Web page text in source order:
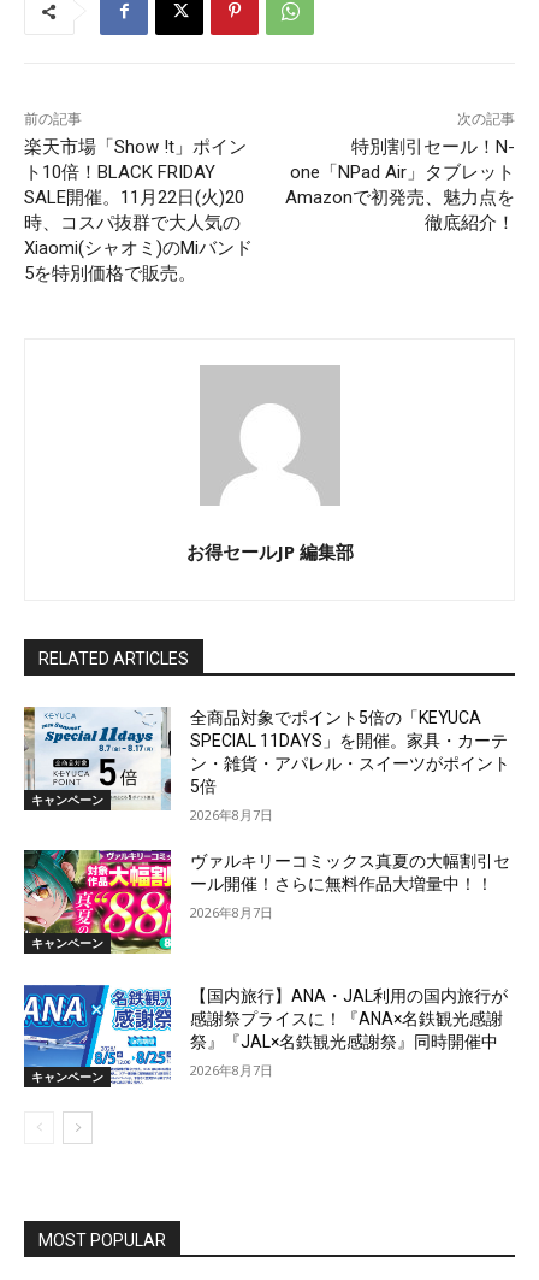
前の記事
楽天市場「Show !t」ポイン
ト10倍！BLACK FRIDAY
SALE開催。11月22日(火)20
時、コスパ抜群で大人気の
Xiaomi(シャオミ)のMiバンド
5を特別価格で販売。
次の記事
特別割引セール！N-
one「NPad Air」タブレット
Amazonで初発売、魅力点を
徹底紹介！
お得セールJP 編集部
RELATED ARTICLES
キャンペーン
全商品対象でポイント5倍の「KEYUCA
SPECIAL 11DAYS」を開催。家具・カーテ
ン・雑貨・アパレル・スイーツがポイント
5倍
2026年8月7日
キャンペーン
ヴァルキリーコミックス真夏の大幅割引セ
ール開催！さらに無料作品大増量中！！
2026年8月7日
キャンペーン
【国内旅行】ANA・JAL利用の国内旅行が
感謝祭プライスに！『ANA×名鉄観光感謝
祭』『JAL×名鉄観光感謝祭』同時開催中
2026年8月7日
MOST POPULAR